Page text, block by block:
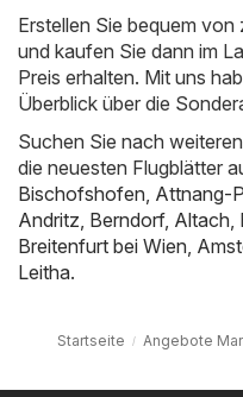
Erstellen Sie bequem
und kaufen Sie dann im
Preis erhalten. Mit uns
Überblick über die
Suchen Sie nach
die neuesten Flugblätter
Bischofshofen Attnang-
Andritz Berndorf, Altach
Breitenfurt bei Wien
Leitha.
Startseite Angebote